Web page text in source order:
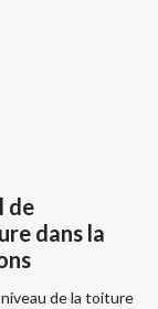
de
dans la
de la toiture